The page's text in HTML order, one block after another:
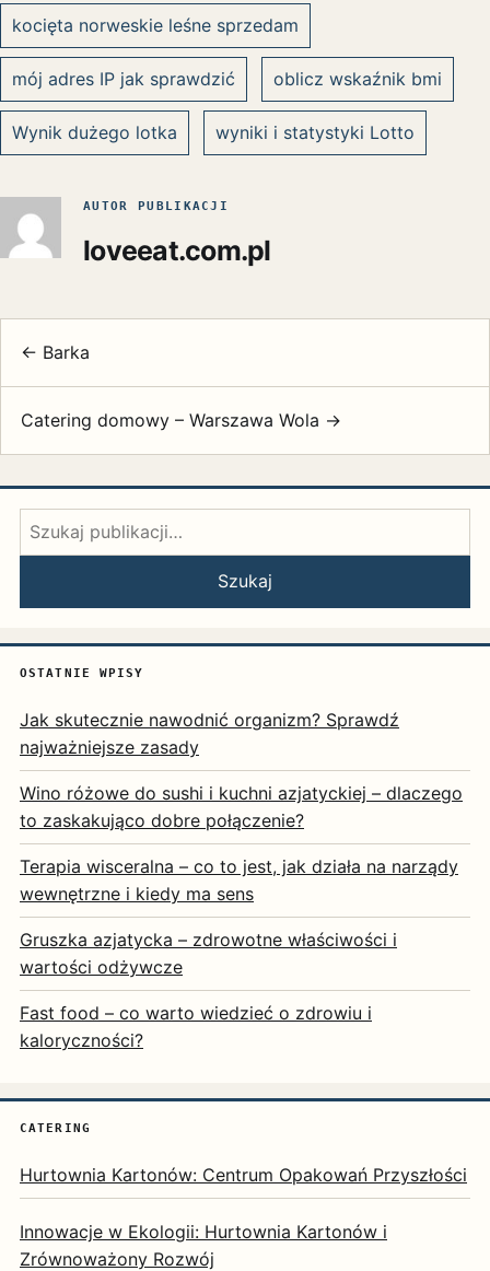
kocięta norweskie leśne sprzedam
mój adres IP jak sprawdzić oblicz wskaźnik bmi
Wynik dużego lotka wyniki i statystyki Lotto
AUTOR PUBLIKACJI
loveeat.com.pl
← Barka
Catering domowy – Warszawa Wola →
Szukaj:
Szukaj
OSTATNIE WPISY
Jak skutecznie nawodnić organizm? Sprawdź
najważniejsze zasady
Wino różowe do sushi i kuchni azjatyckiej – dlaczego
to zaskakująco dobre połączenie?
Terapia wisceralna – co to jest, jak działa na narządy
wewnętrzne i kiedy ma sens
Gruszka azjatycka – zdrowotne właściwości i
wartości odżywcze
Fast food – co warto wiedzieć o zdrowiu i
kaloryczności?
CATERING
Hurtownia Kartonów: Centrum Opakowań Przyszłości
Innowacje w Ekologii: Hurtownia Kartonów i
Zrównoważony Rozwój